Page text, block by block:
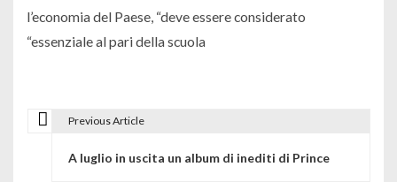
l’economia del Paese, “deve essere considerato
“essenziale al pari della scuola
Previous Article
A luglio in uscita un album di inediti di Prince